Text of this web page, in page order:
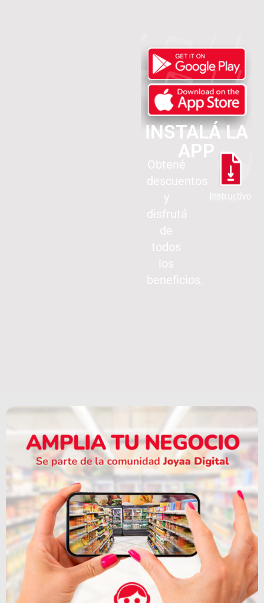
INSTALÁ LA
APP
Obtené
descuentos
y
disfrutá
de
todos
los
beneficios.